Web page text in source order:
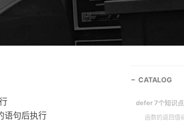
语句后执行
CATALOG
defer 7个知识点